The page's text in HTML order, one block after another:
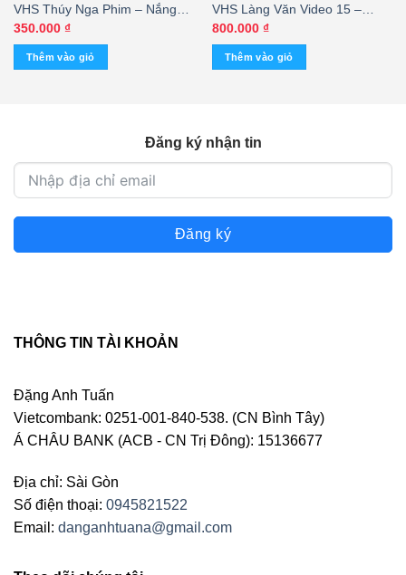
VHS Thúy Nga Phim – Nắng
Chiều – Thanh Nga – Hùng
Cường
350.000 ₫
Thêm vào giỏ
VHS Làng Văn Video 15 –
Thuở Chúng Mình Yêu Nhau
800.000 ₫
Thêm vào giỏ
Đăng ký nhận tin
Đăng ký
THÔNG TIN TÀI KHOẢN
Đặng Anh Tuấn
Vietcombank: 0251-001-840-538. (CN Bình Tây)
Á CHÂU BANK (ACB - CN Trị Đông): 15136677
Địa chỉ: Sài Gòn
Số điện thoại: 0945821522
Email: danganhtuana@gmail.com